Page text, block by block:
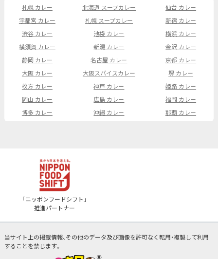
札幌 カレー 北海道 スープカレー
仙台 カレー
宇都宮 カレー
札幌 スープカレー
新宿 カレー
渋谷 カレー
池袋 カレー
横浜 カレー
横須賀 カレー
新潟 カレー
金沢 カレー
静岡 カレー
名古屋 カレー
京都 カレー
大阪 カレー
大阪スパイスカレー
堺 カレー
枚方 カレー
神戸 カレー
姫路 カレー
岡山 カレー
広島 カレー
福岡 カレー
博多 カレー
沖縄 カレー 那覇 カレー
「ニッポンフードシフト」
推進パートナー
当サイト上の掲載情報、その他のデータ及び画像を許可なく転用・複製して利用
することを禁じます。